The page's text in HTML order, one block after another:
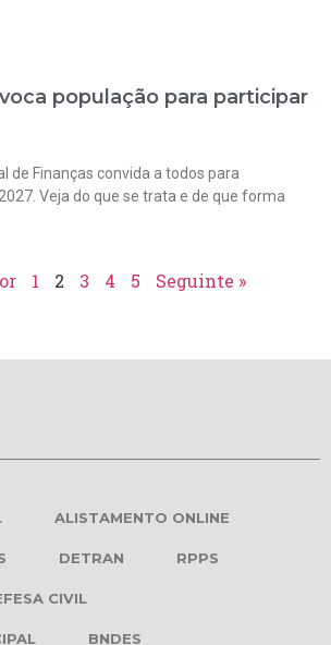
população para participar
de Finanças convida a todos para
Veja do que se trata e de que forma
1 2 3 4 5 Seguinte »
ALISTAMENTO ONLINE
DETRAN RPPS
CIVIL
BNDES